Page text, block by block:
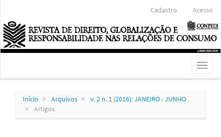
Conteúdo
principal
Barra
Lateral
Cadastro Acesso
Toggle
Início Arquivos
v. 2 n. 1 (2016): JANEIRO - JUNHO
Artigos